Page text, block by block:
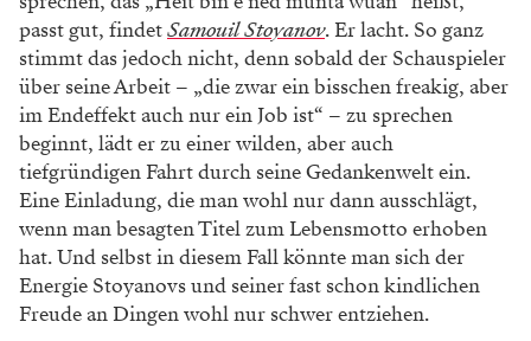
passt gut, findetSamouil Stoyanov. Er lacht. So ganz
stimmt das jedoch nicht, denn sobald der Schauspieler
über seine Arbeit – „die zwar ein bisschen freakig, aber
im Endeffekt auch nur ein Job ist“ – zu sprechen
beginnt, lädt er zu einer wilden, aber auch
tiefgründigen Fahrt durch seine Gedankenwelt ein.
Eine Einladung, die man wohl nur dann ausschlägt,
wenn man besagten Titel zum Lebensmotto erhoben
hat. Und selbst in diesem Fall könnte man sich der
Energie Stoyanovs und seiner fast schon kindlichen
Freude an Dingen wohl nur schwer entziehen.